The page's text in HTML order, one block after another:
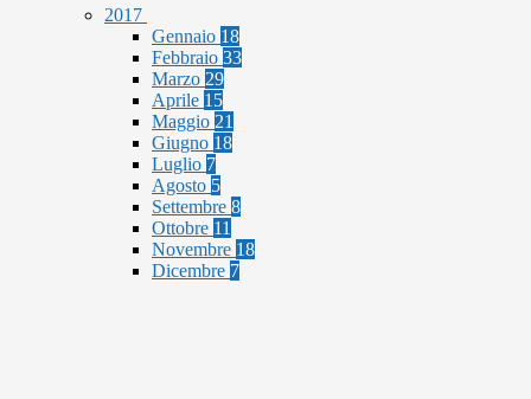
2017
Gennaio 18
Febbraio 33
Marzo 29
Aprile 15
Maggio 21
Giugno 18
Luglio 7
Agosto 5
Settembre 8
Ottobre 11
Novembre 18
Dicembre 7